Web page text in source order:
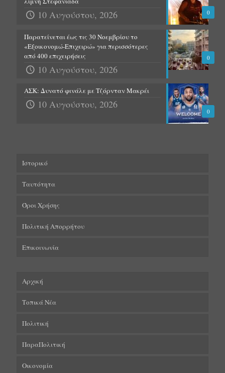
0
10 Αυγούστου, 2026
0
Παρατείνεται έως τις 30 Νοεμβρίου το
«Εξοικονομώ-Επιχειρώ» για περισσότερες
από 400 επιχειρήσεις
10 Αυγούστου, 2026
0
ΑΣΚ: Δυνατό φινάλε με Τζόρνταν Μακρέι
10 Αυγούστου, 2026
Ιστορικό
Ταυτότητα
Όροι Χρήσης
Πολιτική Απορρήτου
Επικοινωνία
Αρχική
Τοπικά Νέα
Πολιτική
ΠαραΠολιτική
Οικονομία